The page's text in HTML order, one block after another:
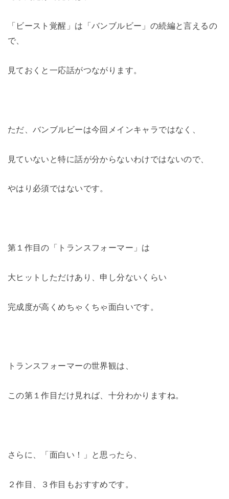
「ビースト覚醒」は「バンブルビー」の続編と言えるの
で、
見ておくと一応話がつながります。
ただ、バンブルビーは今回メインキャラではなく、
見ていないと特に話が分からないわけではないので、
やはり必須ではないです。
第１作目の「トランスフォーマー」は
大ヒットしただけあり、申し分ないくらい
完成度が高くめちゃくちゃ面白いです。
トランスフォーマーの世界観は、
この第１作目だけ見れば、十分わかりますね。
さらに、「面白い！」と思ったら、
２作目、３作目もおすすめです。